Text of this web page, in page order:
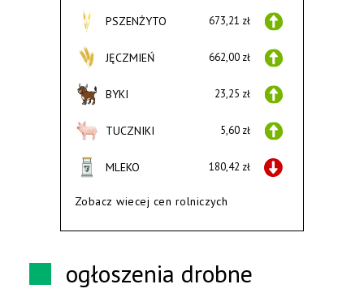
PSZENŻYTO 673,21 zł
JĘCZMIEŃ 662,00 zł
BYKI 23,25 zł
TUCZNIKI 5,60 zł
MLEKO 180,42 zł
Zobacz wiecej cen rolniczych
ogłoszenia drobne